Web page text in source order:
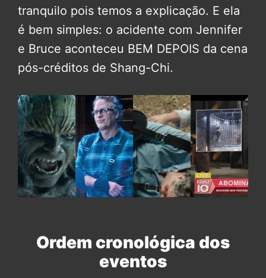
tranquilo pois temos a explicação. E ela
é bem simples: o acidente com Jennifer
e Bruce aconteceu BEM DEPOIS da cena
pós-créditos de Shang-Chi.
Ordem cronológica dos
eventos